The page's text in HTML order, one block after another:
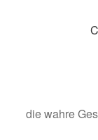
die wahre